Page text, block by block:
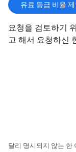
유료 등급 비율
요청을 검토하기
고 해서 요청하신
달리 명시되지 않는 한